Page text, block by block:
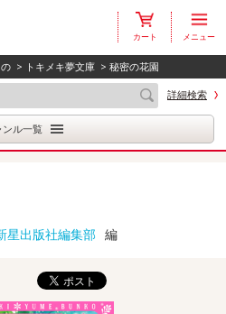
カート メニュー
> トキメキ夢文庫 > 秘密の花園
詳細検索
ンル一覧
星出版社編集部 編